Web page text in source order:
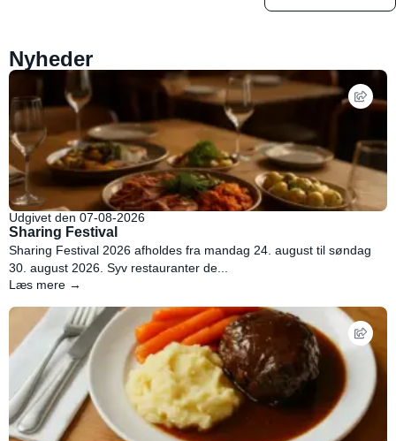
Nyheder
Udgivet den 07-08-2026
Sharing Festival
Sharing Festival 2026 afholdes fra mandag 24. august til søndag
30. august 2026. Syv restauranter de...
Læs mere →